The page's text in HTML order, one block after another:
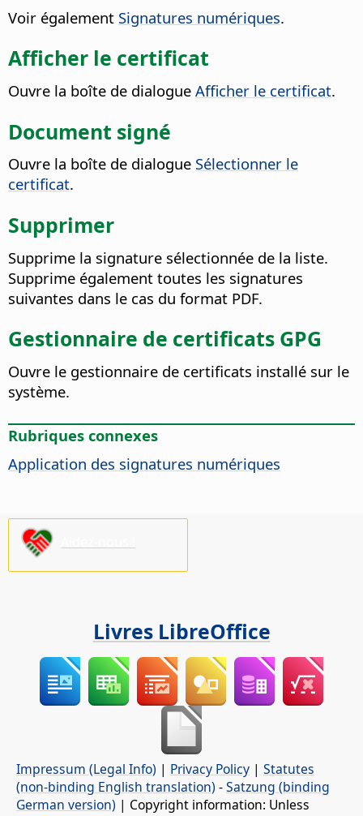
Voir également Signatures numériques.
Afficher le certificat
Ouvre la boîte de dialogue Afficher le certificat.
Document signé
Ouvre la boîte de dialogue Sélectionner le
certificat.
Supprimer
Supprime la signature sélectionnée de la liste.
Supprime également toutes les signatures
suivantes dans le cas du format PDF.
Gestionnaire de certificats GPG
Ouvre le gestionnaire de certificats installé sur le
système.
Rubriques connexes
Application des signatures numériques
Livres LibreOffice
Impressum (Legal Info) | Privacy Policy | Statutes
(non-binding English translation) -Satzung (binding
German version) | Copyright information: Unless